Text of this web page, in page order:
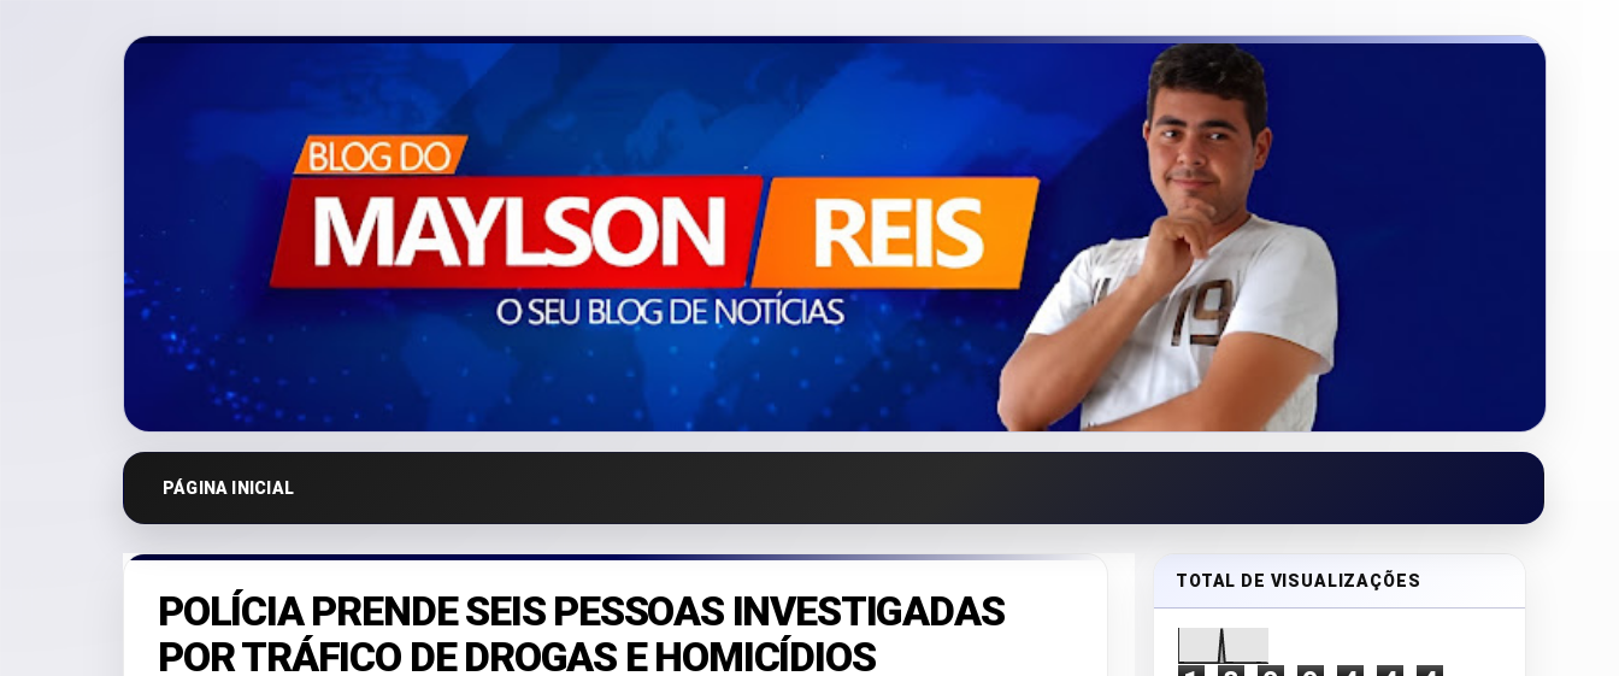
PÁGINA INICIAL
POLÍCIA PRENDE SEIS PESSOAS INVESTIGADAS
POR TRÁFICO DE DROGAS E HOMICÍDIOS
TOTAL DE VISUALIZAÇÕES